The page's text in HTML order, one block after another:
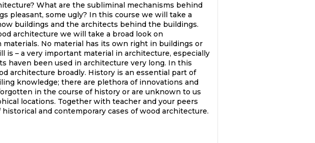
What are the subliminal mechanisms behind
pleasant, some ugly? In this course we will take a
buildings and the architects behind the buildings.
architecture we will take a broad look on
No material has its own right in buildings or
is – a very important material in architecture, especially
haven been used in architecture very long. In this
architecture broadly. History is an essential part of
knowledge; there are plethora of innovations and
in the course of history or are unknown to us
locations. Together with teacher and your peers
and contemporary cases of wood architecture.